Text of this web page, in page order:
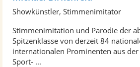
Showkünstler, Stimmenimitator
Stimmenimitation und Parodie der
Spitzenklasse von derzeit 84
internationalen Prominenten aus
Sport- ...